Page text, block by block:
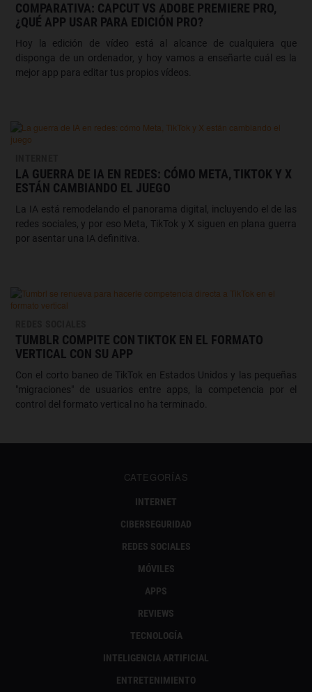
COMPARATIVA: CAPCUT VS ADOBE PREMIERE PRO,
¿QUÉ APP USAR PARA EDICIÓN PRO?
Hoy la edición de vídeo está al alcance de cualquiera que
disponga de un ordenador, y hoy vamos a enseñarte cuál es la
mejor app para editar tus propios vídeos.
LA GUERRA DE IA EN REDES: CÓMO META, TIKTOK Y X
ESTÁN CAMBIANDO EL JUEGO
La IA está remodelando el panorama digital, incluyendo el de las
redes sociales, y por eso Meta, TikTok y X siguen en plana guerra
por asentar una IA definitiva.
TUMBLR COMPITE CON TIKTOK EN EL FORMATO
VERTICAL CON SU APP
Con el corto baneo de TikTok en Estados Unidos y las pequeñas
"migraciones" de usuarios entre apps, la competencia por el
control del formato vertical no ha terminado.
CATEGORÍAS
INTERNET
CIBERSEGURIDAD
REDES SOCIALES
MÓVILES
APPS
REVIEWS
TECNOLOGÍA
INTELIGENCIA ARTIFICIAL
ENTRETENIMIENTO